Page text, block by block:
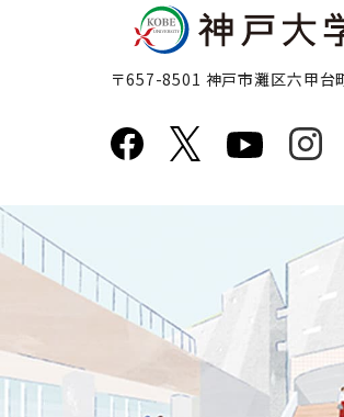
〒657-8501 神戸市灘区六甲台